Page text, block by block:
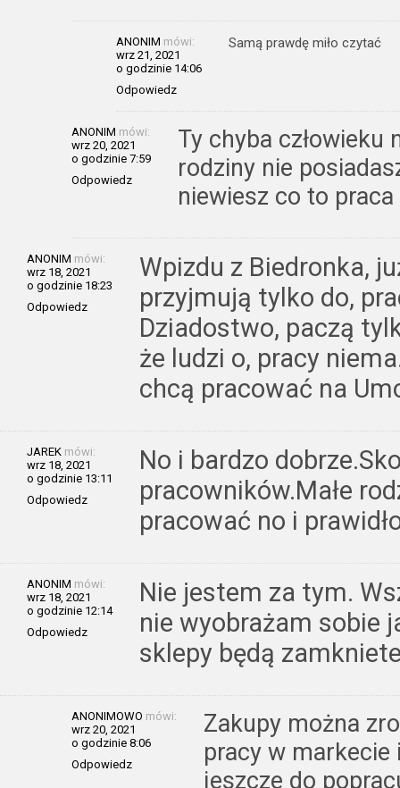
ANONIM mówi:
wrz 21, 2021
o godzinie 14:06
Odpowiedz
Samą prawdę miło czytać
ANONIM mówi:
wrz 20, 2021
o godzinie 7:59
Odpowiedz
Ty chyba człowieku
rodziny nie
niewiesz co to
ANONIM mówi:
wrz 18, 2021
o godzinie 18:23
Odpowiedz
Wpizdu z Biedronka,
przyjmują tylko do,
Dziadostwo, paczą
że ludzi o, pracy
chcą pracować na
JAREK mówi:
wrz 18, 2021
o godzinie 13:11
Odpowiedz
No i bardzo
pracowników.Małe
pracować no i
ANONIM mówi:
wrz 18, 2021
o godzinie 12:14
Odpowiedz
Nie jestem za tym.
nie wyobrażam sobie
sklepy będą
ANONIMOWO mówi:
wrz 20, 2021
o godzinie 8:06
Odpowiedz
Zakupy można
pracy w markecie
jeszcze do